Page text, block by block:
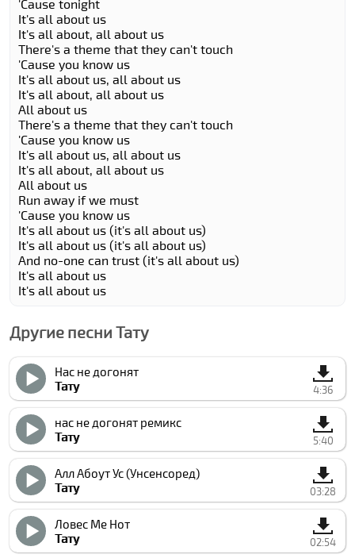
'Cause tonight
It's all about us
It's all about, all about us
There's a theme that they can't touch
'Cause you know us
It's all about us, all about us
It's all about, all about us
All about us
There's a theme that they can't touch
'Cause you know us
It's all about us, all about us
It's all about, all about us
All about us
Run away if we must
'Cause you know us
It's all about us (it's all about us)
It's all about us (it's all about us)
And no-one can trust (it's all about us)
It's all about us
It's all about us
Другие песни Тату
Нас не догонят
Тату
4:36
нас не догонят ремикс
Тату
5:40
Алл Абоут Ус (Унcенсоред)
Тату
03:28
Ловес Ме Нот
Тату
02:54